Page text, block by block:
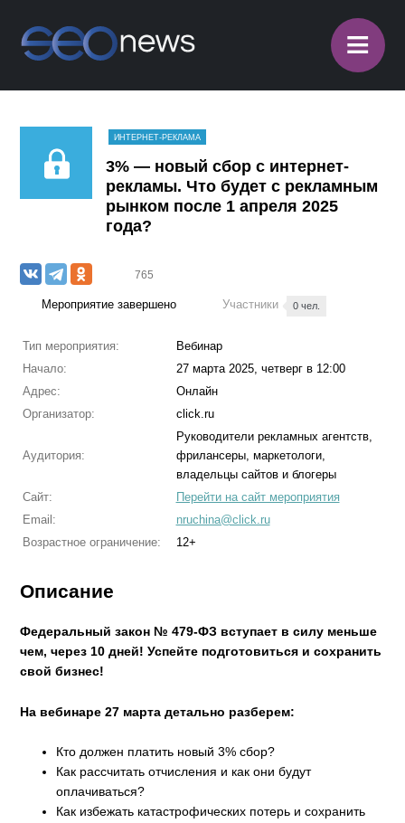
≡
ИНТЕРНЕТ-РЕКЛАМА
3% — новый сбор с интернет-
рекламы. Что будет с рекламным
рынком после 1 апреля 2025
года?
765
Мероприятие завершено Участники 0 чел.
Тип мероприятия:
Вебинар
Начало:
27 марта 2025, четверг в 12:00
Адрес:
Онлайн
Организатор:
click.ru
Аудитория:
Руководители рекламных агентств,
фрилансеры, маркетологи,
владельцы сайтов и блогеры
Сайт:
Перейти на сайт мероприятия
Email:
nruchina@click.ru
Возрастное ограничение:
12+
Описание
Федеральный закон № 479-ФЗ вступает в силу меньше
чем, через 10 дней! Успейте подготовиться и сохранить
свой бизнес!
На вебинаре 27 марта детально разберем:
Кто должен платить новый 3% сбор?
Как рассчитать отчисления и как они будут
оплачиваться?
Как избежать катастрофических потерь и сохранить